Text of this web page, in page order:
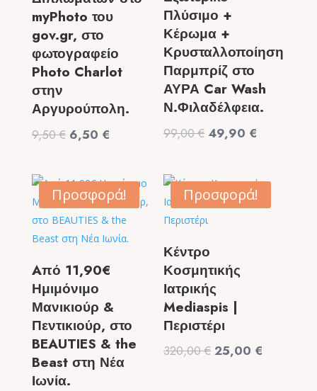
myPhoto του
gov.gr, στο
φωτογραφείο
Photo Charlot
στην
Αργυρούπολη.
9,50€ Original
9,50 €.
6,50 €
είναι:
6,50 €.
Πλύσιμο +
Κέρωμα +
Κρυσταλλοποίηση
Παρμπρίζ στο
ΑΥΡΑ Car Wash
Ν.Φιλαδέλφεια.
99,00€ Original
99,00 €.
49,90 €
49,90 €.
Προσφορά!
Aπό 11,90€
Ημιμόνιμο
Μανικιούρ &
Πεντικιούρ, στο
BEAUTIES & the
Beast στη Νέα
Ιωνία.
Προσφορά!
Κέντρο
Κοσμητικής
Ιατρικής
Mediaspis |
Περιστέρι
320,00€ Original
25,00 €